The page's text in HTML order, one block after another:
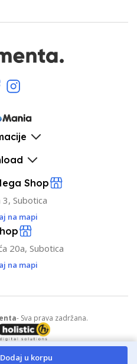
Dodaj u korpu
Shop
Subotica
na mapi
20a, Subotica
na mapi
- Sva prava zadržana.